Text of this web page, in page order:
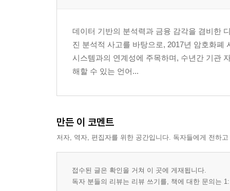
3-3. 가치의 인터넷 비전
3-4. ISO 20022 국제 표준과 리플
4장. XRP는 이미 한 번 경이로운 성장을 기록했다
4-3. 개인의 투기장 대 기관의 시장
4-4. 전고점이 예고편인 이유
5장. 상장사의 XRP 비축과 국가 전략
데이터 기반의 분석력과 금융 감각을 겸비한
진 분석적 사고를 바탕으로, 2017년 암호화
시스템과의 연계성에 주목하며, 수년간 기관
해할 수 있는 언어...
만든 이 코멘트
저자, 역자, 편집자를 위한 공간입니다. 독자들에게 전하
접수된 글은 확인을 거쳐 이 곳에 게재됩니다.
독자 분들의 리뷰는 리뷰 쓰기를, 책에 대한 문의는